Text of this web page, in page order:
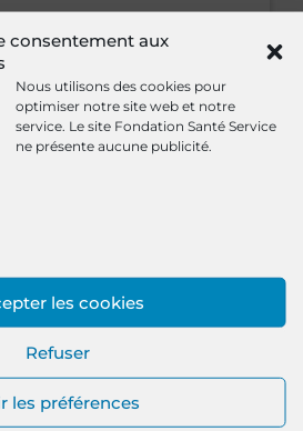
consentement aux
Nous utilisons des cookies pour
optimiser notre site web et notre
service. Le site Fondation Santé Service
ne présente aucune publicité.
les cookies
Refuser
les préférences
orales : 🔹 Le
pédiatre praticien d’HAD,
ou pas HAD : la